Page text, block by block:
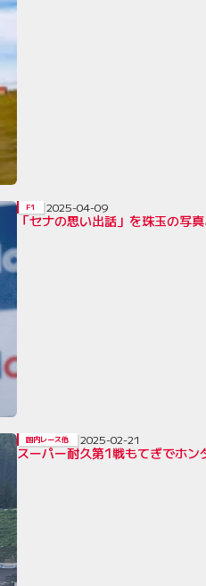
「セナの思い出話」を珠玉の写
F1 2025-04-09
スーパー耐久第1戦もてぎでホ
国内レース他 2025-02-21